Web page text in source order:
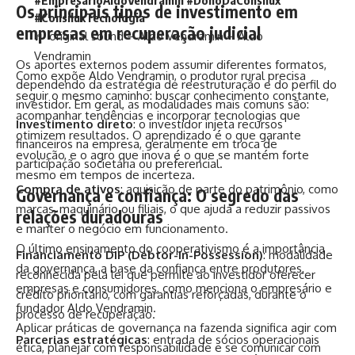
#ConsiluxTecnologia
♬ original sound – Aldo Vendramin – Aldo
Vendramin
Como expõe Aldo Vendramin, o produtor rural precisa
seguir o mesmo caminho: buscar conhecimento constante,
acompanhar tendências e incorporar tecnologias que
otimizem resultados. O aprendizado é o que garante
evolução, e o agro que inova é o que se mantém forte
mesmo em tempos de incerteza.
Governança e confiança: O segredo das
relações duradouras
O último ensinamento do cooperativismo é a importância
da governança, a base da confiança entre produtores,
empresas e consumidores, como menciona o empresário e
fundador Aldo Vendramin.
Aplicar práticas de governança na fazenda significa agir com
ética, planejar com responsabilidade e se comunicar com
Os principais tipos de investimento em
empresas em recuperação judicial
Os aportes externos podem assumir diferentes formatos,
dependendo da estratégia de reestruturação e do perfil do
investidor. Em geral, as modalidades mais comuns são:
Investimento direto: o investidor injeta recursos
financeiros na empresa, geralmente em troca de
participação societária ou preferencial.
Compra de ativos: aquisição de parte do patrimônio, como
marcas, maquinário ou filiais, o que ajuda a reduzir passivos
e manter o negócio em funcionamento.
Financiamento DIP (Debtor-in-Possession): modalidade
reconhecida pela lei que permite ao investidor oferecer
crédito prioritário, com garantias reforçadas, durante o
processo de recuperação.
Parcerias estratégicas: entrada de sócios operacionais